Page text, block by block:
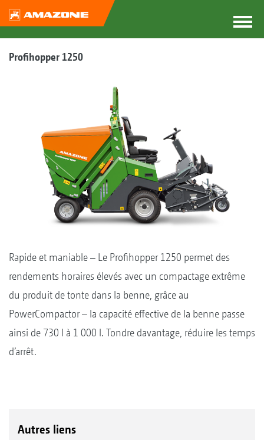
Profihopper 1250
Rapide et maniable – Le Profihopper 1250 permet des
rendements horaires élevés avec un compactage extrême
du produit de tonte dans la benne, grâce au
PowerCompactor – la capacité effective de la benne passe
ainsi de 730 l à 1 000 l. Tondre davantage, réduire les temps
d’arrêt.
Autres liens